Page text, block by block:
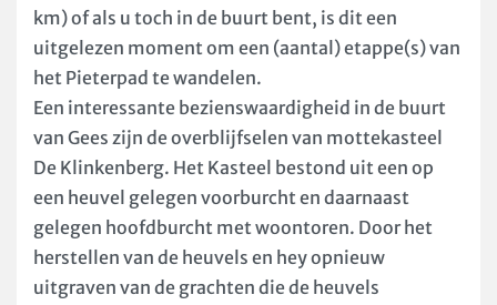
km) of als u toch in de buurt bent, is dit een
uitgelezen moment om een (aantal) etappe(s) van
het Pieterpad te wandelen.
Een interessante bezienswaardigheid in de buurt
van Gees zijn de overblijfselen van mottekasteel
De Klinkenberg. Het Kasteel bestond uit een op
een heuvel gelegen voorburcht en daarnaast
gelegen hoofdburcht met woontoren. Door het
herstellen van de heuvels en hey opnieuw
uitgraven van de grachten die de heuvels